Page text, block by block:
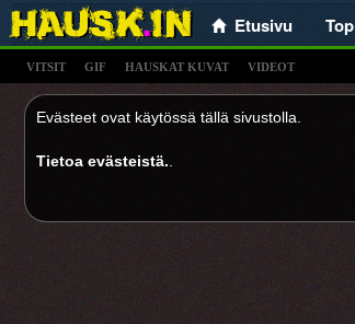
Etusivu
VITSIT GIF HAUSKAT KUVAT VIDEOT
Evästeet ovat käytössä tällä sivustolla.
Tietoa evästeistä.